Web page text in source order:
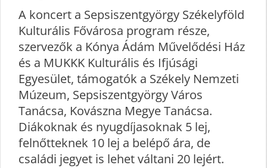
A koncert a Sepsiszentgyörgy Székelyföld
Kulturális Fővárosa program része,
szervezők a Kónya Ádám Művelődési Ház
és a MUKKK Kulturális és Ifjúsági
Egyesület, támogatók a Székely Nemzeti
Múzeum, Sepsiszentgyörgy Város
Tanácsa, Kovászna Megye Tanácsa.
Diákoknak és nyugdíjasoknak 5 lej,
felnőtteknek 10 lej a belépő ára, de
családi jegyet is lehet váltani 20 lejért.